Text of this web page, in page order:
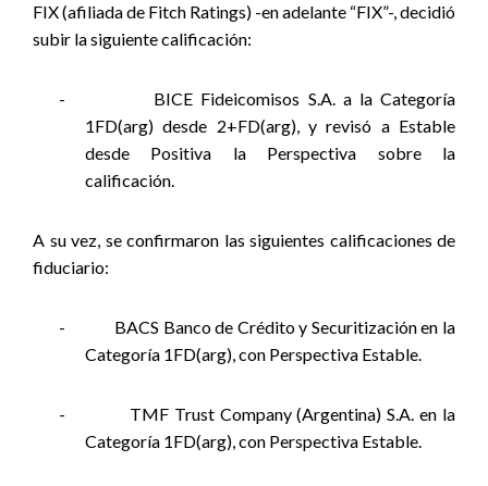
FIX (afiliada de Fitch Ratings) -en adelante “FIX”-, decidió
subir la siguiente calificación:
-
BICE Fideicomisos S.A. a la Categoría
1FD(arg) desde 2+FD(arg), y revisó a Estable
desde Positiva la Perspectiva sobre la
calificación.
A su vez, se confirmaron las siguientes calificaciones de
fiduciario:
-
BACS Banco de Crédito y Securitización en la
Categoría 1FD(arg), con Perspectiva Estable.
-
TMF Trust Company (Argentina) S.A. en la
Categoría 1FD(arg), con Perspectiva Estable.